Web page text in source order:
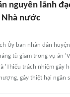
nguyên lãnh
Nhà nước
Ủy ban nhân dân
tù giam trong vụ án
'Thiếu trách nhiệm gây
gây thiệt hại ngân